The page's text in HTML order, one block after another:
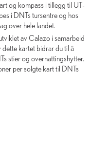
og kompass i tillegg til UT-
i DNTs tursentre og hos
over hele landet.
av Calazo i samarbeid
dette kartet bidrar du til å
stier og overnattingshytter.
per solgte kart til DNTs